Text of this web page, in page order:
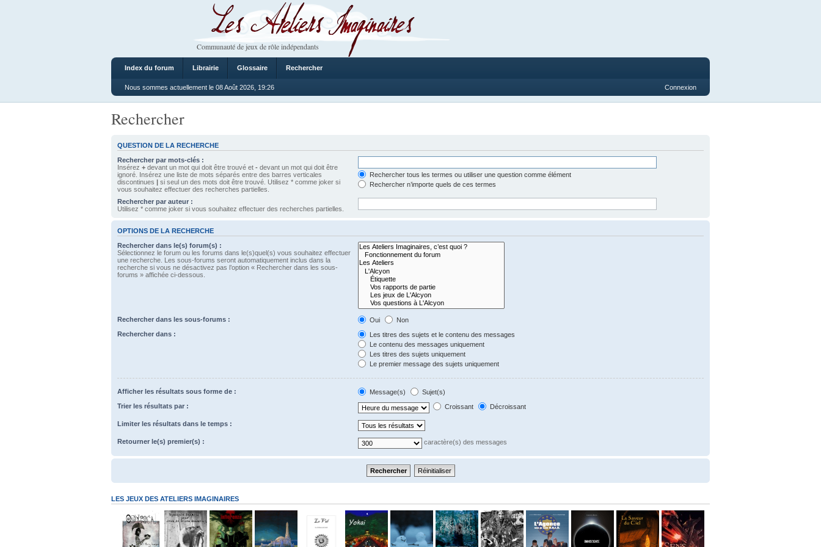
Les Ateliers Imaginaires
Communauté de jeux de rôle indépendants
Index du forum Librairie Glossaire Rechercher
Nous sommes actuellement le 08 Août 2026, 19:26 Connexion
Rechercher
QUESTION DE LA RECHERCHE
Rechercher par mots-clés :
Insérez + devant un mot qui doit être trouvé et - devant un mot qui doit être
ignoré. Insérez une liste de mots séparés entre des barres verticales
discontinues | si seul un des mots doit être trouvé. Utilisez * comme joker si
vous souhaitez effectuer des recherches partielles.
Rechercher tous les termes ou utiliser une question comme élément
Rechercher n’importe quels de ces termes
Rechercher par auteur :
Utilisez * comme joker si vous souhaitez effectuer des recherches partielles.
OPTIONS DE LA RECHERCHE
Rechercher dans le(s) forum(s) :
Sélectionnez le forum ou les forums dans le(s)quel(s) vous souhaitez effectuer
une recherche. Les sous-forums seront automatiquement inclus dans la
recherche si vous ne désactivez pas l’option « Rechercher dans les sous-
forums » affichée ci-dessous.
Rechercher dans les sous-forums : Oui
Non
Rechercher dans :
Les titres des sujets et le contenu des messages
Le contenu des messages uniquement
Les titres des sujets uniquement
Le premier message des sujets uniquement
Afficher les résultats sous forme de : Message(s)
Sujet(s)
Trier les résultats par :
Croissant Décroissant
Limiter les résultats dans le temps :
Retourner le(s) premier(s) : caractère(s) des messages
LES JEUX DES ATELIERS IMAGINAIRES